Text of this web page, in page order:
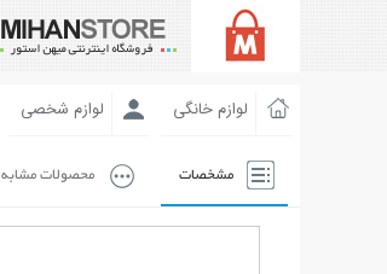
لوازم خانگی لوازم شخصی
مشخصات محصولات مشابه